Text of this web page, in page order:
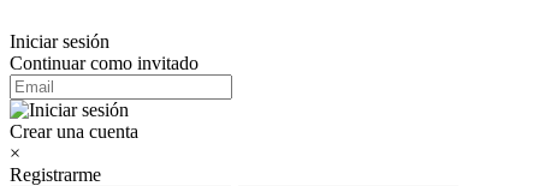
Iniciar sesión
Continuar como invitado
Crear una cuenta
×
Registrarme